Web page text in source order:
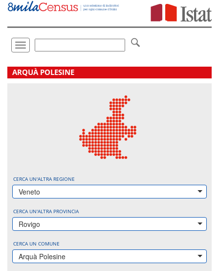
Vai
direttamente
Toggle
navigation
.
ARQUÀ POLESINE
CERCA UN'ALTRA REGIONE
Veneto
CERCA UN'ALTRA PROVINCIA
Rovigo
CERCA UN COMUNE
Arquà Polesine